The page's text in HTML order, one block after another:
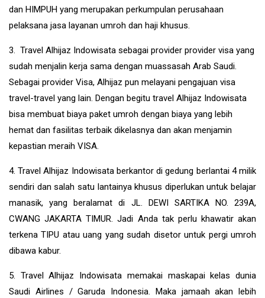
dan HIMPUH yang merupakan perkumpulan perusahaan
pelaksana jasa layanan umroh dan haji khusus.
3. Travel Alhijaz Indowisata sebagai provider provider visa yang
sudah menjalin kerja sama dengan muassasah Arab Saudi.
Sebagai provider Visa, Alhijaz pun melayani pengajuan visa
travel-travel yang lain. Dengan begitu travel Alhijaz Indowisata
bisa membuat biaya paket umroh dengan biaya yang lebih
hemat dan fasilitas terbaik dikelasnya dan akan menjamin
kepastian meraih VISA.
4. Travel Alhijaz Indowisata berkantor di gedung berlantai 4 milik
sendiri dan salah satu lantainya khusus diperlukan untuk belajar
manasik, yang beralamat di JL. DEWI SARTIKA NO. 239A,
CWANG JAKARTA TIMUR. Jadi Anda tak perlu khawatir akan
terkena TIPU atau uang yang sudah disetor untuk pergi umroh
dibawa kabur.
5. Travel Alhijaz Indowisata memakai maskapai kelas dunia
Saudi Airlines / Garuda Indonesia. Maka jamaah akan lebih